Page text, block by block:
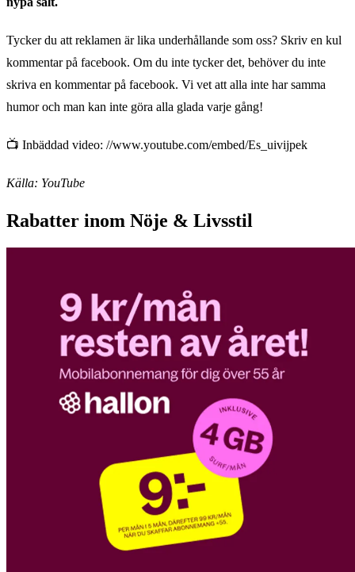
Tycker du att reklamen är lika underhållande som oss? Skriv en kul
kommentar på facebook. Om du inte tycker det, behöver du inte
skriva en kommentar på facebook. Vi vet att alla inte har samma
humor och man kan inte göra alla glada varje gång!
📺 Inbäddad video: //www.youtube.com/embed/Es_uivijpek
Källa: YouTube
Rabatter inom Nöje & Livsstil